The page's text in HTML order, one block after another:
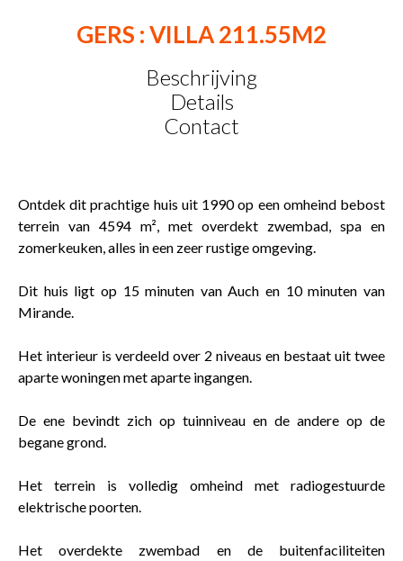
GERS : VILLA 211.55M2
Beschrijving
Details
Contact
Ontdek dit prachtige huis uit 1990 op een omheind bebost
terrein van 4594 m², met overdekt zwembad, spa en
zomerkeuken, alles in een zeer rustige omgeving.
Dit huis ligt op 15 minuten van Auch en 10 minuten van
Mirande.
Het interieur is verdeeld over 2 niveaus en bestaat uit twee
aparte woningen met aparte ingangen.
De ene bevindt zich op tuinniveau en de andere op de
begane grond.
Het terrein is volledig omheind met radiogestuurde
elektrische poorten.
Het overdekte zwembad en de buitenfaciliteiten